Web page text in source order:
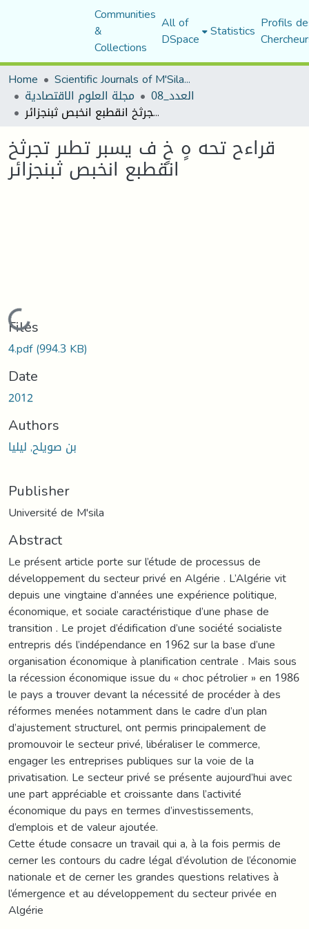
Communities
&
Collections
All of
DSpace Statistics Profils
Home
Scientific Journals of M'Sila University
مجلة العلوم الاقتصادية العدد_08
قراءح تحه هٍ خٍ ف يسبر تطىر تجرثخ انقطبع انخبص ثبنجزائر
قراءح تحه هٍ خٍ ف يسبر تطىر تجرثخ
انقطبع انخبص ثبنجزائر
Loading...
Files
4.pdf(994.3 KB)
Date
2012
Authors
بن صويلح, ليليا
Publisher
Université de M'sila
Abstract
Le présent article porte sur l’étude de processus de
développement du secteur privé en Algérie . L’Algérie vit
depuis une vingtaine d’années une expérience politique,
économique, et sociale caractéristique d’une phase de
transition . Le projet d’édification d’une société socialiste
entrepris dés l’indépendance en 1962 sur la base d’une
organisation économique à planification centrale . Mais sous
la récession économique issue du « choc pétrolier » en 1986
le pays a trouver devant la nécessité de procéder à des
réformes menées notamment dans le cadre d’un plan
d’ajustement structurel, ont permis principalement de
promouvoir le secteur privé, libéraliser le commerce,
engager les entreprises publiques sur la voie de la
privatisation. Le secteur privé se présente aujourd’hui avec
une part appréciable et croissante dans l’activité
économique du pays en termes d’investissements,
d’emplois et de valeur ajoutée.
Cette étude consacre un travail qui a, à la fois permis de
cerner les contours du cadre légal d’évolution de l’économie
nationale et de cerner les grandes questions relatives à
l’émergence et au développement du secteur privée en
Algérie